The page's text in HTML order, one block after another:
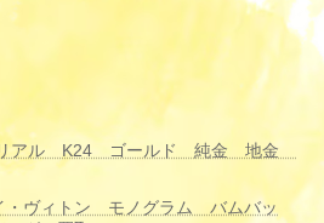
リアル K24 ゴールド 純金 地金
・ヴィトン モノグラム バムバッ